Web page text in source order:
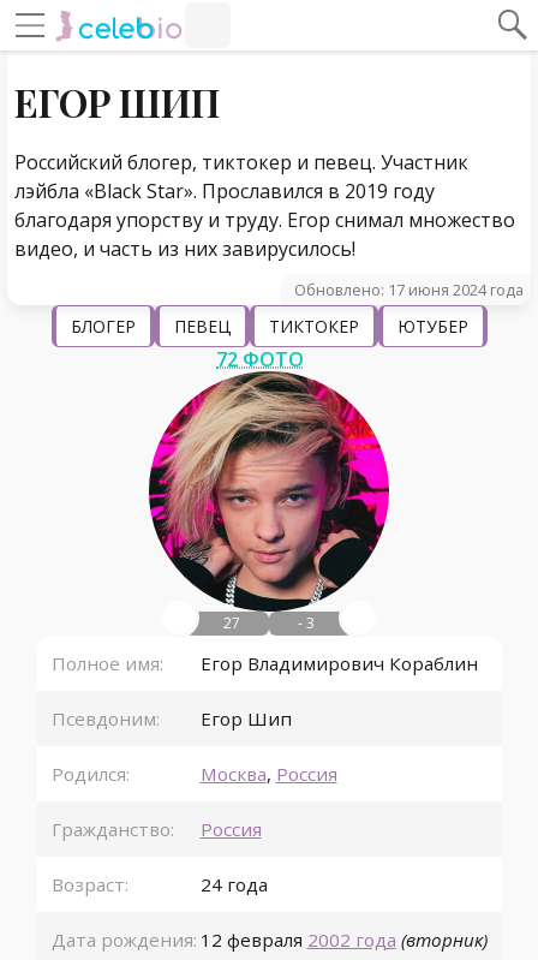
Навигация по сайту
ЕГОР ШИП
Российский блогер, тиктокер и певец. Участник
лэйбла «Black Star». Прославился в 2019 году
благодаря упорству и труду. Егор снимал множество
видео, и часть из них завирусилось!
Обновлено: 17 июня 2024 года
БЛОГЕР ПЕВЕЦ ТИКТОКЕР ЮТУБЕР
72 ФОТО
27 - 3
Полное имя: Егор Владимирович Кораблин
Псевдоним: Егор Шип
Родился: Москва, Россия
Гражданство: Россия
Возраст: 24 года
Дата рождения: 12 февраля 2002 года (вторник)